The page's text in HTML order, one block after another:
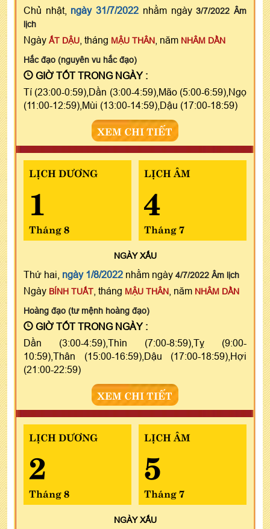
Chủ nhật, ngày 31/7/2022 nhằm ngày3/7/2022 Âm
lịch
Ngày ẤT DẬU , tháng MẬU THÂN , năm NHÂM DẦN
Hắc đạo (nguyên vu hắc đạo)
GIỜ TỐT TRONG NGÀY :
Tí (23:00-0:59),Dần (3:00-4:59),Mão (5:00-6:59),Ngọ
(11:00-12:59),Mùi (13:00-14:59),Dậu (17:00-18:59)
XEM CHI TIẾT
LỊCH DƯƠNG
1
Tháng 8
LỊCH ÂM
4
Tháng 7
NGÀYXẤU
Thứ hai, ngày 1/8/2022 nhằm ngày 4/7/2022 Âm lịch
Ngày BÍNH TUẤT , tháng MẬU THÂN , năm NHÂM DẦN
Hoàng đạo (tư mệnh hoàng đạo)
GIỜ TỐT TRONG NGÀY :
Dần (3:00-4:59),Thìn (7:00-8:59),Tỵ (9:00-
10:59),Thân (15:00-16:59),Dậu (17:00-18:59),Hợi
(21:00-22:59)
XEM CHI TIẾT
LỊCH DƯƠNG
2
Tháng 8
LỊCH ÂM
5
Tháng 7
NGÀYXẤU